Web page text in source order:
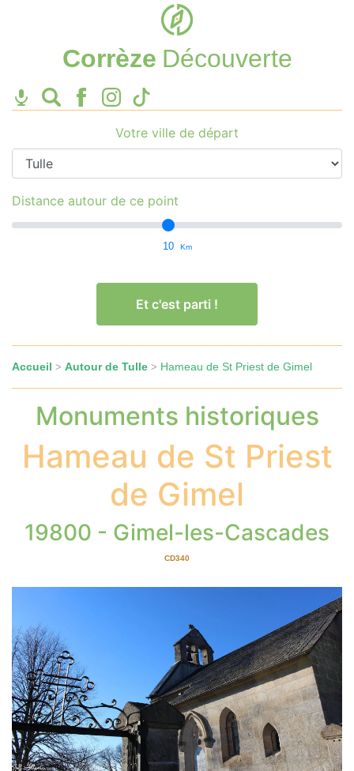
Corrèze Découverte
Votre ville de départ
Distance autour de ce point
10 Km
Et c'est parti !
Accueil > Autour de Tulle > Hameau de St Priest de Gimel
Monuments historiques
Hameau de St Priest
de Gimel
19800 - Gimel-les-Cascades
CD340